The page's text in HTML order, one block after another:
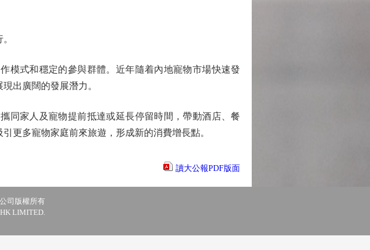
式和穩定的參與群體。近年隨着內地寵物市場快速發
出廣闊的發展潛力。
家人及寵物提前抵達或延長停留時間，帶動酒店、餐
更多寵物家庭前來旅遊，形成新的消費增長點。
讀大公報PDF版面
司版權所有
LIMITED.